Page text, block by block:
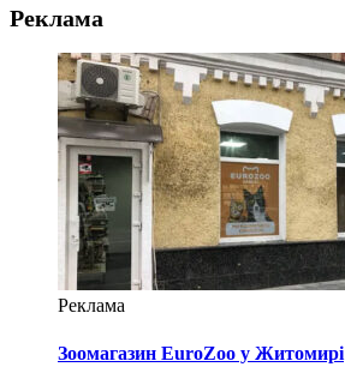
Реклама
Реклама
Зоомагазин EuroZoo у Житомирі